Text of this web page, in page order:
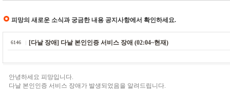
피망의 새로운 소식과 궁금한 내용 공지사항에서 확인하세요.
6146 [다날 장애] 다날 본인인증 서비스 장애 (02:04~현재)
안녕하세요 피망입니다.
다날 본인인증 서비스 장애가 발생되었음을 알려드립니다.